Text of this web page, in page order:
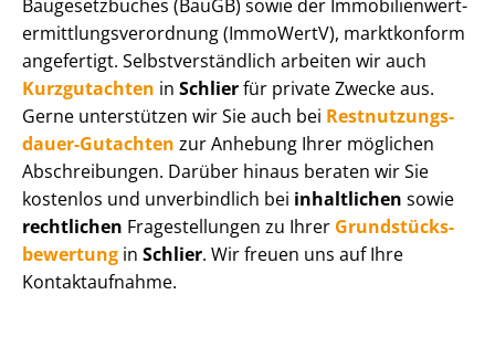
Baugesetzbuches (BauGB) sowie der Im­mo­bi­li­en­wert­
ermitt­lungs­ver­ord­nung (ImmoWertV), marktkonform
angefertigt. Selbst­ver­ständ­lich arbeiten wir auch
Kurzgutachten in Schlierfür private Zwecke aus.
Gerne unterstützen wir Sie auch bei Rest­nut­zungs­
dau­er-Gutachten zur Anhebung Ihrer möglichen
Abschreibungen. Darüber hinaus beraten wir Sie
kostenlos und unverbindlich bei inhaltlichen sowie
rechtlichen Fragestellungen zu Ihrer Grund­stücks­
be­wer­tung in Schlier. Wir freuen uns auf Ihre
Kontaktaufnahme.